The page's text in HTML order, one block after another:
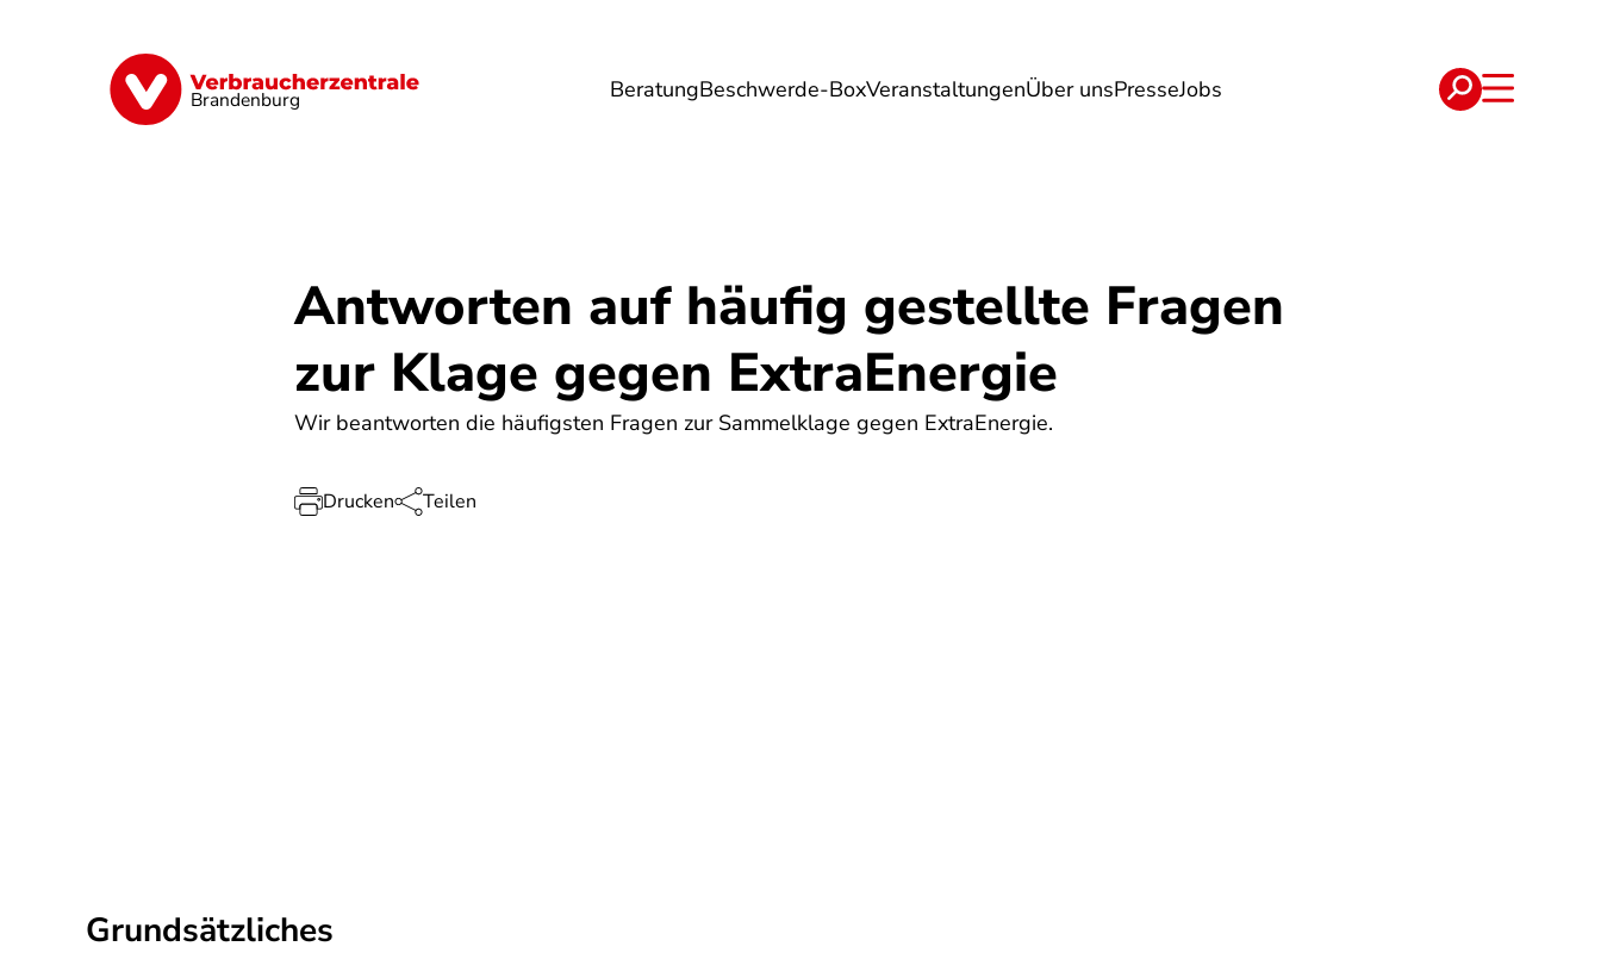
Brandenburg BeratungBeschwerde-BoxVeranstaltungenÜber unsPresseJobs
Finanzen Digitales Lebensmittel Umwelt Gesundheit Energie Reise Verträge
Antworten auf häufig gestellte Fragen
zur Klage gegen ExtraEnergie
Wir beantworten die häufigsten Fragen zur Sammelklage gegen ExtraEnergie.
Drucken Teilen
Grundsätzliches